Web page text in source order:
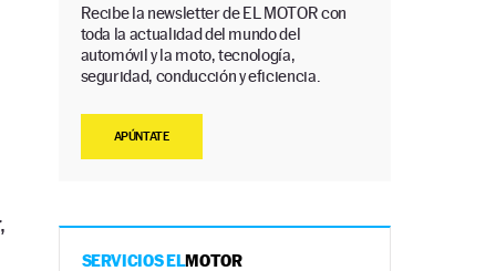
Recibe la newsletter de EL MOTOR con
toda la actualidad del mundo del
automóvil y la moto, tecnología,
seguridad, conducción y eficiencia.
APÚNTATE
SERVICIOS ELMOTOR